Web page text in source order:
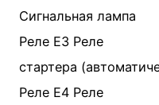
Сигнальная лампа
Реле E3 Реле
стартера
Реле E4 Реле